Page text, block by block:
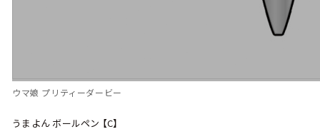
ウマ娘 プリティーダービー
うまよん ボールペン 【C】